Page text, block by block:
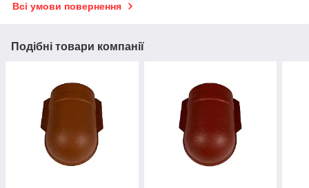
Всі умови повернення
Подібні товари компанії